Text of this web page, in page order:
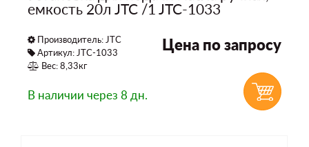
емкость 20л JTC /1 JTC-1033
Производитель: JTC
Артикул: JTC-1033
Вес: 8,33кг
Цена по запросу
В наличии через 8 дн.